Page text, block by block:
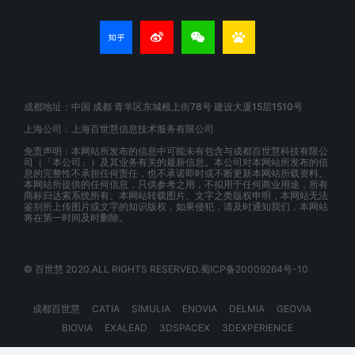
成都地址：中国 成都 青羊区东城根上街78号 建设大厦15层1510号
上海公司：上海百世慧信息技术服务有限公司
免责声明：本网站所发布的信息中可能未有包含与成都百世慧科技有限公
司（「本公司」）及其业务有关的最新信息。本公司对本网站所发布的信
息的完整性不承担任何责任，也不承诺即时或不断更新本网站所载资料。
本网站所提供的任何信息，只供参考之用，不拟用于任何商业用途，所有
商标归达索系统所有。本网站转载图片、文字之类版权申明，本网站无法
鉴别所上传图片或文字的知识版权，如果侵犯，请及时通知我们，本网站
将在第一时间及时删除。
© 百世慧 2020.ALL RIGHTS RESERVED.蜀ICP备20009264号-10
成都百世慧 CATIA SIMULIA ENOVIA DELMIA
GEOVIA
BIOVIA
EXALEAD 3DSPACEX 3DEXPERIENCE